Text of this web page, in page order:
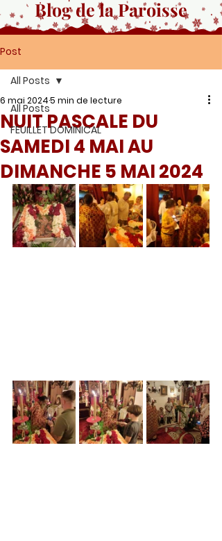
Blog de la Paroisse
Post
All Posts
FEUILLET DOMINICAL
All Posts
NUIT PASCALE DU
SAMEDI 4 MAI AU
DIMANCHE 5 MAI 2024
6 mai 20245 min de lecture